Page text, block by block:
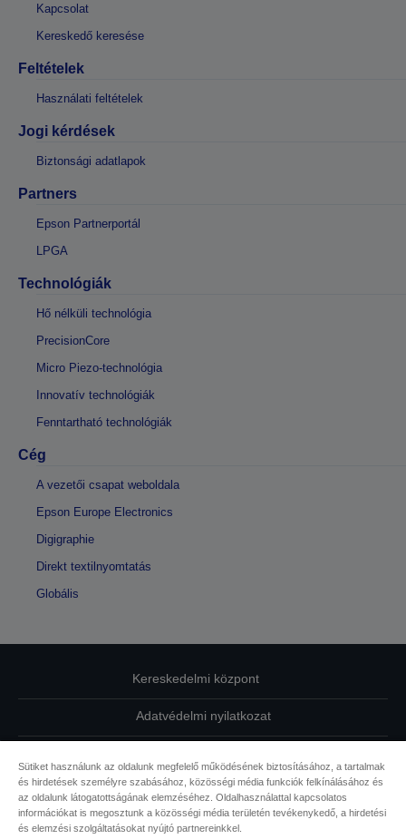
Kapcsolat
Kereskedő keresése
Feltételek
Használati feltételek
Jogi kérdések
Biztonsági adatlapok
Partners
Epson Partnerportál
LPGA
Technológiák
Hő nélküli technológia
PrecisionCore
Micro Piezo-technológia
Innovatív technológiák
Fenntartható technológiák
Cég
A vezetői csapat weboldala
Epson Europe Electronics
Digigraphie
Direkt textilnyomtatás
Globális
Kereskedelmi központ
Adatvédelmi nyilatkozat
Kapcsolatfelvétel
Sütikkel kapcsolatos információk
Sütiket használunk az oldalunk megfelelő működésének biztosításához, a tartalmak
és hirdetések személyre szabásához, közösségi média funkciók felkínálásához és
az oldalunk látogatottságának elemzéséhez. Oldalhasználattal kapcsolatos
információkat is megosztunk a közösségi média területén tevékenykedő, a hirdetési
és elemzési szolgáltatásokat nyújtó partnereinkkel.